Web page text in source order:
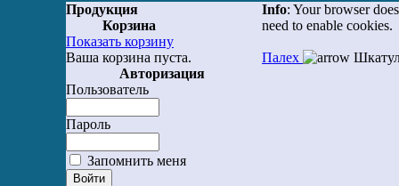
Продукция
Корзина
Показать корзину
Ваша корзина пуста.
Авторизация
Пользователь
Пароль
Запомнить меня
Info: Your browser
need to enable cookies.
Палех